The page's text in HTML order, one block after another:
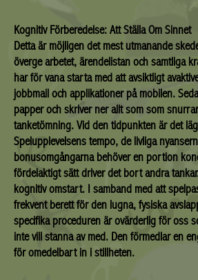
Kognitiv Förberedelse: Att Ställa Om Sinnet
Detta är möjligen det mest utmanande
överge arbetet, ärendelistan och samtliga
har för vana starta med att avsiktligt
jobbmail och applikationer på mobilen.
papper och skriver ner allt som som
tanketömning. Vid den tidpunkten är det
Spelupplevelsens tempo, de livliga
bonusomgångarna behöver en portion
fördelaktigt sätt driver det bort andra
kognitiv omstart. I samband med att
frekvent berett för den lugna, fysiska
specifika proceduren är ovärderlig för oss
inte vill stanna av med. Den förmedlar en
för omedelbart in i stillheten.